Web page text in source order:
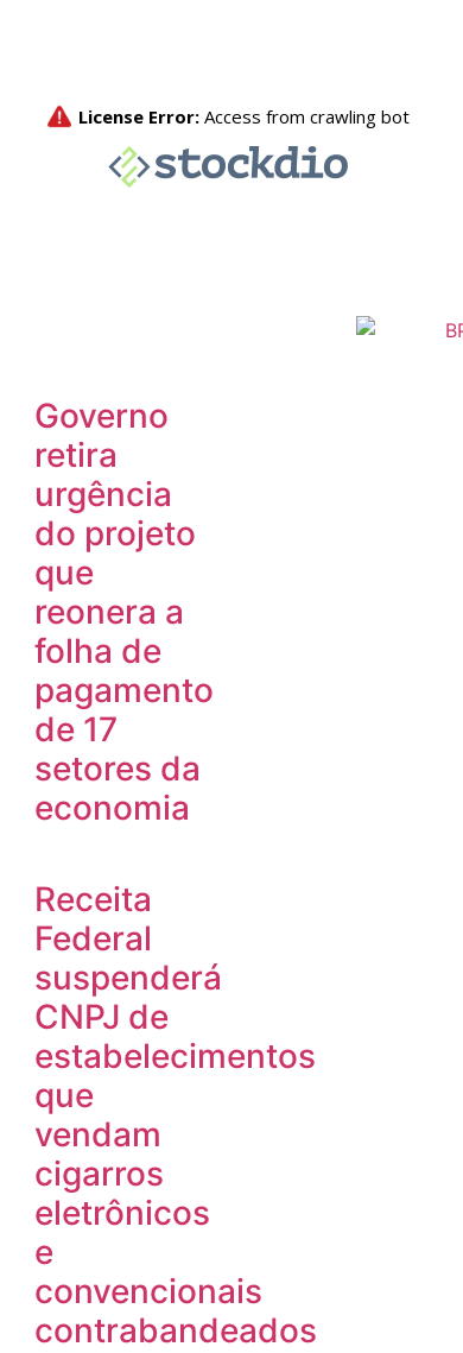
Governo
retira
urgência
do projeto
que
reonera a
folha de
pagamento
de 17
setores da
economia
Receita
Federal
suspenderá
CNPJ de
estabelecimentos
que
vendam
cigarros
eletrônicos
e
convencionais
contrabandeados